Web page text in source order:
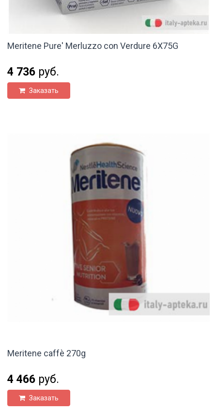
Meritene Pure' Merluzzo con Verdure 6X75G
4 736 руб.
Заказать
Meritene caffè 270g
4 466 руб.
Заказать